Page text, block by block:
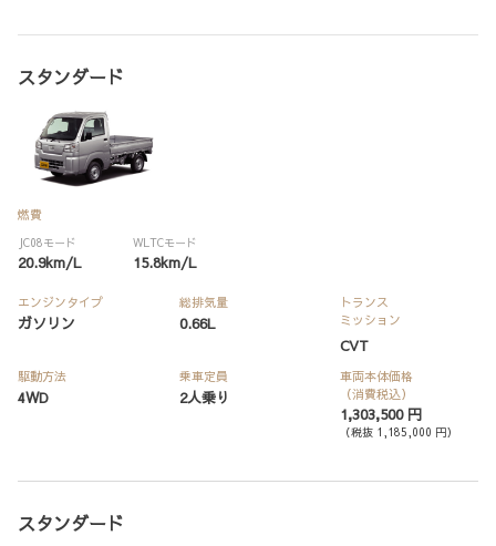
スタンダード
燃費
JC08モード
20.9km/L
WLTCモード
15.8km/L
エンジンタイプ
ガソリン
総排気量
0.66L
トランス
ミッション
CVT
駆動方法
4WD
乗車定員
2人乗り
車両本体価格
（消費税込）
1,303,500 円
（税抜 1,185,000 円）
スタンダード